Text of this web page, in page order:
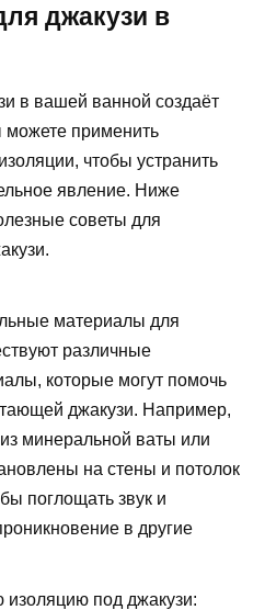
джакузи в
в вашей ванной создаёт
применить
чтобы устранить
явление. Ниже
советы для
материалы для
различные
которые могут помочь
джакузи. Например,
минеральной ваты или
на стены и потолок
поглощать звук и
в другие
изоляцию под джакузи: